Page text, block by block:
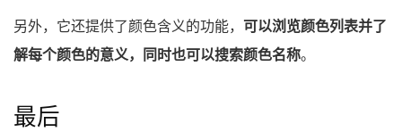
另外，它还提供了颜色含义的功能， 可以浏览颜色列表并了
解每个颜色的意义，同时也可以搜索颜色名称。
最后